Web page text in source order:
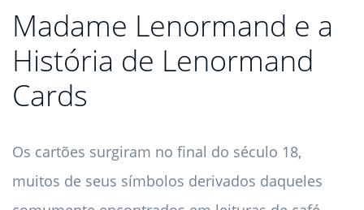
Madame Lenormand e a
História de Lenormand
Cards
Os cartões surgiram no final do século 18,
muitos de seus símbolos derivados daqueles